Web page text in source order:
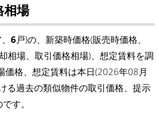
相場
6戸)の、新築時価格(販売時価格、
相場、取引価格相場)、想定賃料を調
価格、想定賃料は本日(2026年08月
る過去の類似物件の取引価格、提示
す。